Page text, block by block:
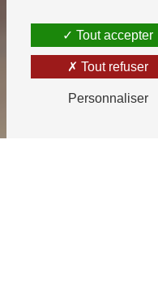
Tout accepter
Tout refuser
Personnaliser